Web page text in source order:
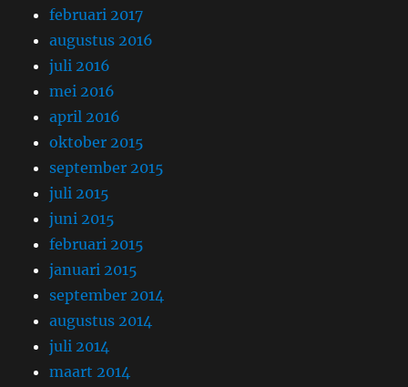
februari 2017
augustus 2016
juli 2016
mei 2016
april 2016
oktober 2015
september 2015
juli 2015
juni 2015
februari 2015
januari 2015
september 2014
augustus 2014
juli 2014
maart 2014